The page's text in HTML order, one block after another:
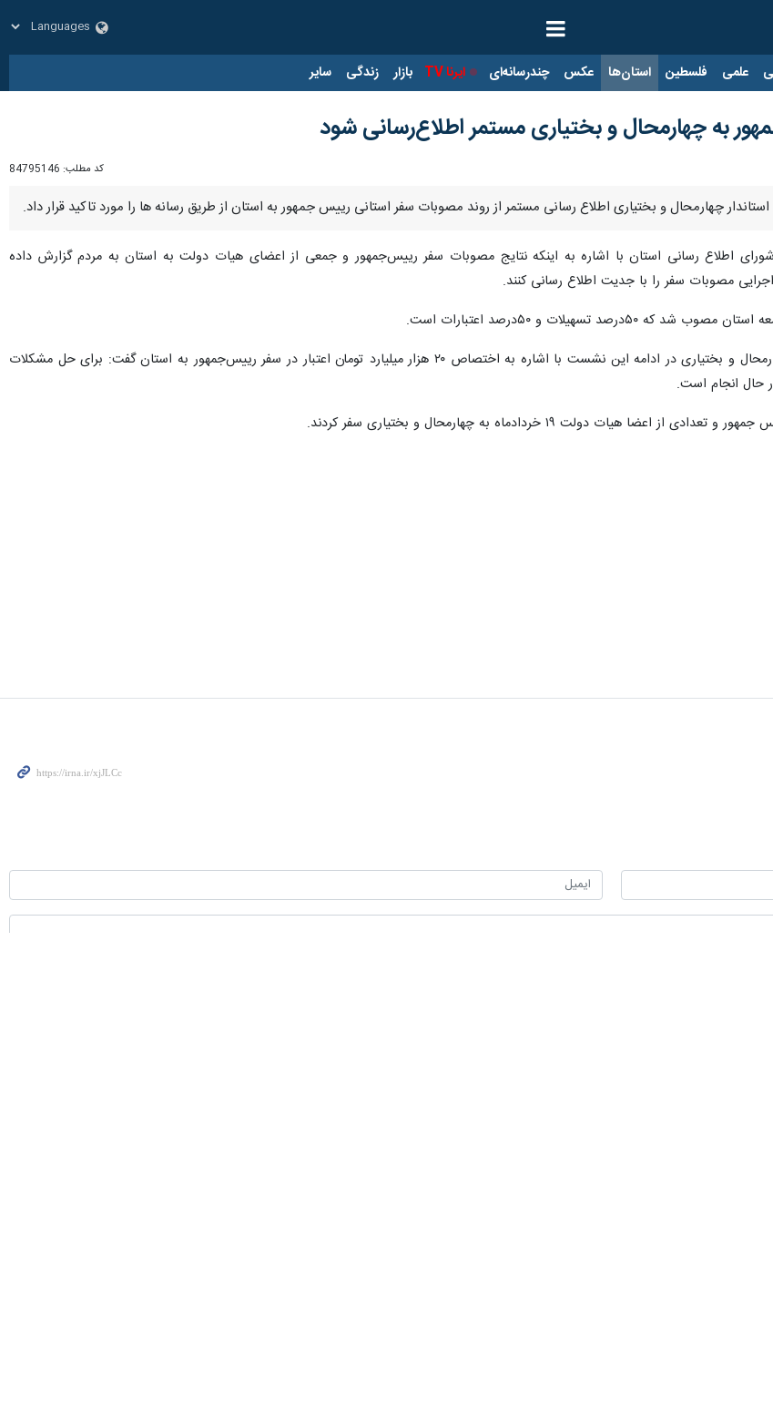
علمی فلسطین استان‌ها عکس چندرسانه‌ای ایرنا TV بازار زندگی سایر
به چهارمحال و بختیاری مستمر اطلاع‌رسانی شود
کد مطلب: 84795146
چهارمحال و بختیاری اطلاع رسانی مستمر از روند مصوبات سفر استانی رییس جمهور به استان از طریق رسانه ها را مورد تاکید قرار داد.
اطلاع رسانی استان با اشاره به اینکه نتایج مصوبات سفر رییس‌جمهور و جمعی از اعضای هیات دولت به استان به مردم گزارش داده
مصوبات سفر را با جدیت اطلاع رسانی کنند.
تسهیلات و ۵۰درصد اعتبارات است.
معاون سیاسی ، امنیتی و اجتماعی استاندار چهارمحال و بختیاری در ادامه این نشست با اشاره به اختصاص ۲۰ هزار میلیارد تومان اعتبار در سفر رییس‌جمهور به استان گفت: برای حل مشکلات
حال انجام است.
هیات دولت ۱۹ خردادماه به چهارمحال و بختیاری سفر کردند.